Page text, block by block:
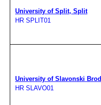
University of Split, Split
HR SPLIT01
University of Slavonski Brod
HR SLAVO01